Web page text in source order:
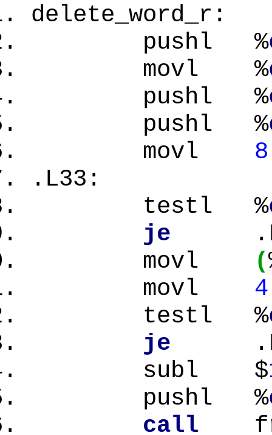
delete_word_r:
pushl %
movl %
pushl %
pushl %
movl 8
.L33:
testl %
je
movl
(
movl 4
testl %
je
subl $
pushl %
call